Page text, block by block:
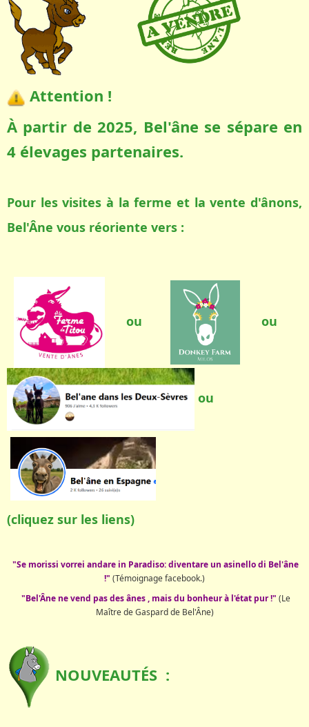
Attention !
À partir de 2025, Bel'âne se sépare en
4 élevages partenaires.
Pour les visites à la ferme et la vente d'ânons,
Bel'Âne vous réoriente vers :
ou ou
ou
(cliquez sur les liens)
"Se morissi vorrei andare in Paradiso: diventare un asinello di Bel'âne
!" (Témoignage facebook.)
"Bel'Âne ne vend pas des ânes , mais du bonheur à l'état pur !" (Le
Maître de Gaspard de Bel'Âne)
NOUVEAUTÉS :